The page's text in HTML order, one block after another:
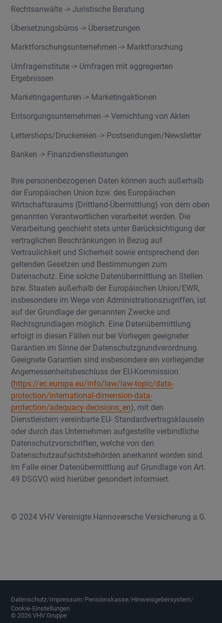
Rechtsanwälte -> Juristische Beratung
Übersetzungsbüros -> Übersetzungen
Marktforschungsunternehmen -> Marktforschung
Umfrageinstitute -> Umfragen mit aggregierten
Ergebnissen
Marketingagenturen -> Marketingaktionen
Entsorgungsunternehmen -> Vernichtung von Akten
Lettershops/Druckereien -> Postsendungen/Newsletter
Banken -> Finanzdienstleistungen
Ihre personenbezogenen Daten können auch außerhalb
der Europäischen Union bzw. des Europäischen
Wirtschaftsraums (Drittland-Übermittlung) von dem oben
genannten Verantwortlichen verarbeitet werden. Die
Verarbeitung geschieht stets unter Berücksichtigung der
vertraglichen Beschränkungen in Bezug auf
Vertraulichkeit und Sicherheit sowie entsprechend den
geltenden Gesetzen und Bestimmungen zum
Datenschutz. Eine solche Datenübermittlung an Stellen
bzw. Staaten außerhalb der Europäischen Union/EWR,
insbesondere im Wege von Administrationszugriffen, ist
auf der Grundlage der genannten Zwecke und
Rechtsgrundlagen möglich. Eine Datenübermittlung
erfolgt in diesen Fällen nur bei Vorliegen geeigneter
Garantien im Sinne der Datenschutzgrundverordnung.
Geeignete Garantien sind insbesondere ein vorliegender
Angemessenheitsbeschluss der EU-Kommission
(https://ec.europa.eu/info/law/law-topic/data-
protection/international-dimension-data-
protection/adequacy-decisions_en), mit den
Dienstleistern vereinbarte EU- Standardvertragsklauseln
oder durch das Unternehmen aufgestellte verbindliche
Datenschutzvorschriften, welche von den
Datenschutzaufsichtsbehörden anerkannt worden sind.
Im Falle einer Datenübermittlung auf Grundlage von Art.
49 DSGVO wird hierüber gesondert informiert.
© 2024 VHV Vereinigte Hannoversche Versicherung a.G.
DatenschutzDatenschutz
/ImpressumImpressum
/PensionskassePensionskasse
/Hinweisgebersystem
Hinweisgebersystem
/
Cookie-Einstellungen
© 2026VHV Gruppe